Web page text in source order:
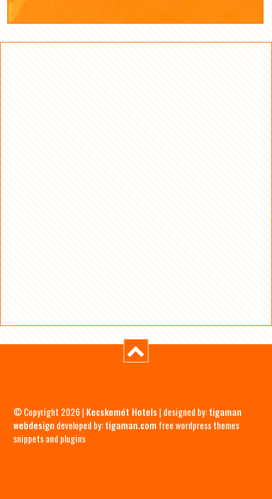
© Copyright 2026 | Kecskemét Hotels | designed by:tigaman
webdesign developed by:tigaman.com free wordpress themes
snippets and plugins